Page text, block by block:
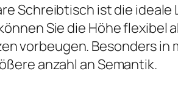
Schreibtisch ist die
Sie die Höhe
vorbeugen. Besonders
anzahl an Semantik.